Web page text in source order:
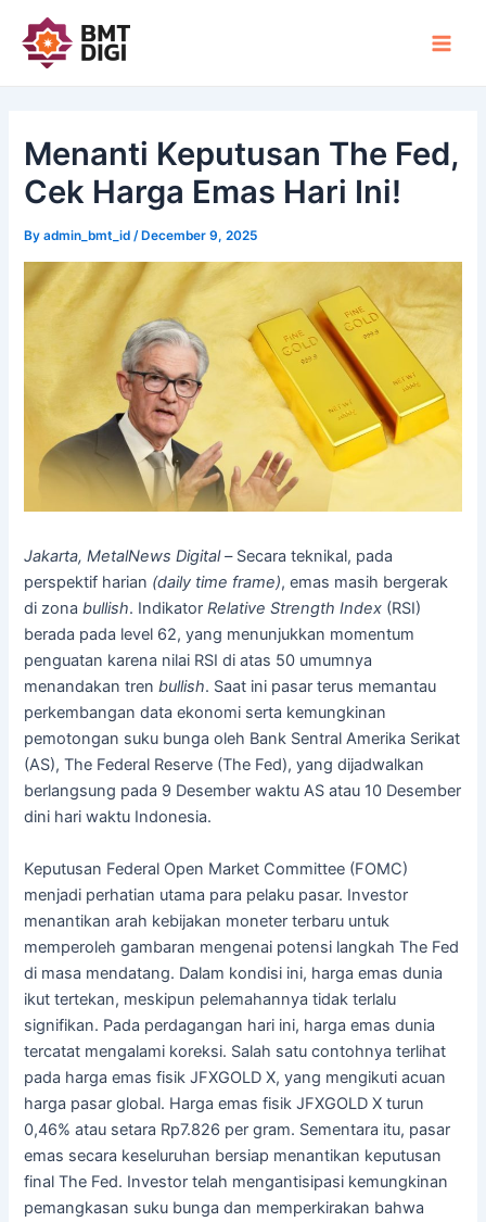
content
Menanti Keputusan The Fed,
Cek Harga Emas Hari Ini!
Byadmin_bmt_id /December 9, 2025
Jakarta, MetalNews Digital –Secara teknikal, pada
perspektif harian (daily time frame), emas masih bergerak
di zonabullish. IndikatorRelative Strength Index (RSI)
berada pada level 62, yang menunjukkan momentum
penguatan karena nilai RSI di atas 50 umumnya
menandakan trenbullish. Saat ini pasar terus memantau
perkembangan data ekonomi serta kemungkinan
pemotongan suku bunga oleh Bank Sentral Amerika Serikat
(AS), The Federal Reserve (The Fed), yang dijadwalkan
berlangsung pada 9 Desember waktu AS atau 10 Desember
dini hari waktu Indonesia.
Keputusan Federal Open Market Committee (FOMC)
menjadi perhatian utama para pelaku pasar. Investor
menantikan arah kebijakan moneter terbaru untuk
memperoleh gambaran mengenai potensi langkah The Fed
di masa mendatang. Dalam kondisi ini, harga emas dunia
ikut tertekan, meskipun pelemahannya tidak terlalu
signifikan. Pada perdagangan hari ini, harga emas dunia
tercatat mengalami koreksi. Salah satu contohnya terlihat
pada harga emas fisik JFXGOLD X, yang mengikuti acuan
harga pasar global. Harga emas fisik JFXGOLD X turun
0,46% atau setara Rp7.826 per gram. Sementara itu, pasar
emas secara keseluruhan bersiap menantikan keputusan
final The Fed. Investor telah mengantisipasi kemungkinan
pemangkasan suku bunga dan memperkirakan bahwa
navigation